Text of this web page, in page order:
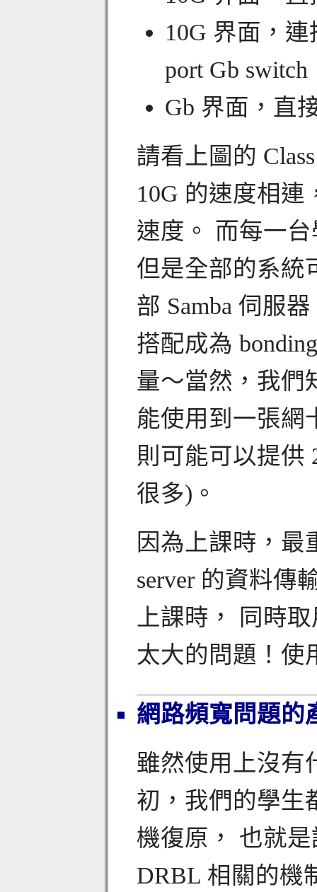
10G 界面，連
port Gb switch
Gb 界面，直
請看上圖的
10G 的速度相連
速度。 而每一
但是全部的系統
部 Samba 伺服
搭配成為
量～當然，我們
能使用到一張網
則可能可以提供
很多)。
因為上課時，最
server 的資料傳
上課時， 同時
太大的問題！使
網路頻寬問題的
雖然使用上沒有
初，我們的學生
機復原， 也就
DRBL 相關的機